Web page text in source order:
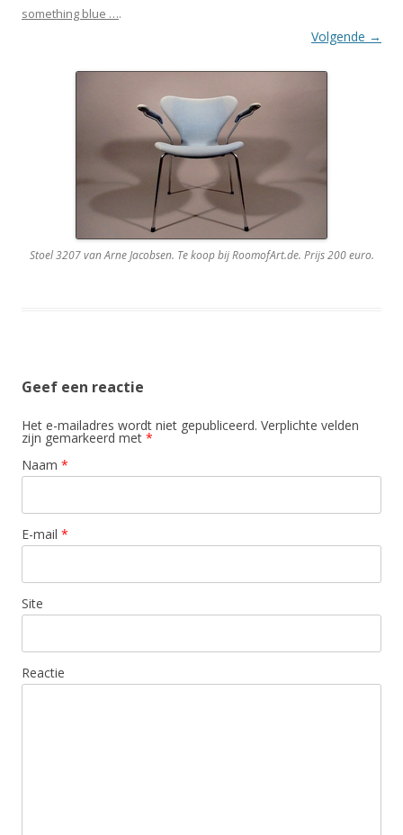
something blue ….
Volgende →
Stoel 3207 van Arne Jacobsen. Te koop bij RoomofArt.de. Prijs 200 euro.
Geef een reactie
Het e-mailadres wordt niet gepubliceerd. Verplichte velden
zijn gemarkeerd met *
Naam *
E-mail *
Site
Reactie